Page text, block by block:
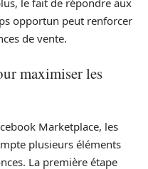
le fait de répondre aux
opportun peut renforcer
de vente.
maximiser les
Marketplace, les
plusieurs éléments
La première étape